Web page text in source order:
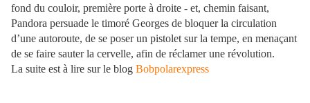
fond du couloir, première porte à droite - et, chemin faisant,
Pandora persuade le timoré Georges de bloquer la circulation
d’une autoroute, de se poser un pistolet sur la tempe, en menaçant
de se faire sauter la cervelle, afin de réclamer une révolution.
La suite est à lire sur le blog Bobpolarexpress